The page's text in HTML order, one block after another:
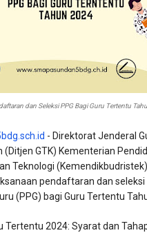
dan Seleksi PPG Bagi Guru Tertentu
- Direktorat Jenderal
(Ditjen GTK) Kementerian
Teknologi
pendaftaran dan
(PPG) bagi Guru Tertentu
Tertentu 2024: Syarat dan